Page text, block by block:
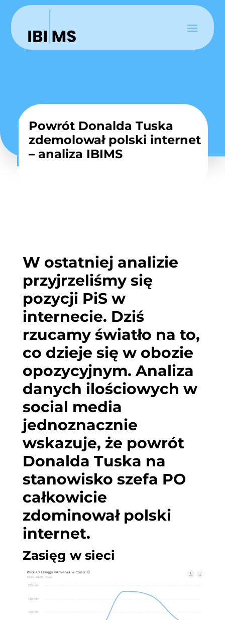
Powrót Donalda Tuska
zdemolował polski internet
– analiza IBIMS
W ostatniej analizie
przyjrzeliśmy się
pozycji PiS w
internecie. Dziś
rzucamy światło na to,
co dzieje się w obozie
opozycyjnym. Analiza
danych ilościowych w
social media
jednoznacznie
wskazuje, że powrót
Donalda Tuska na
stanowisko szefa PO
całkowicie
zdominował polski
internet.
Zasięg w sieci